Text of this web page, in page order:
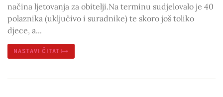
načina ljetovanja za obitelji.Na terminu sudjelovalo je 40
polaznika (uključivo i suradnike) te skoro još toliko
djece, a...
NASTAVI ČITATI